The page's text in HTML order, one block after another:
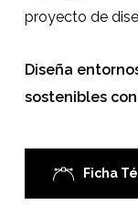
proyecto de
Diseña
sostenibles
Ficha